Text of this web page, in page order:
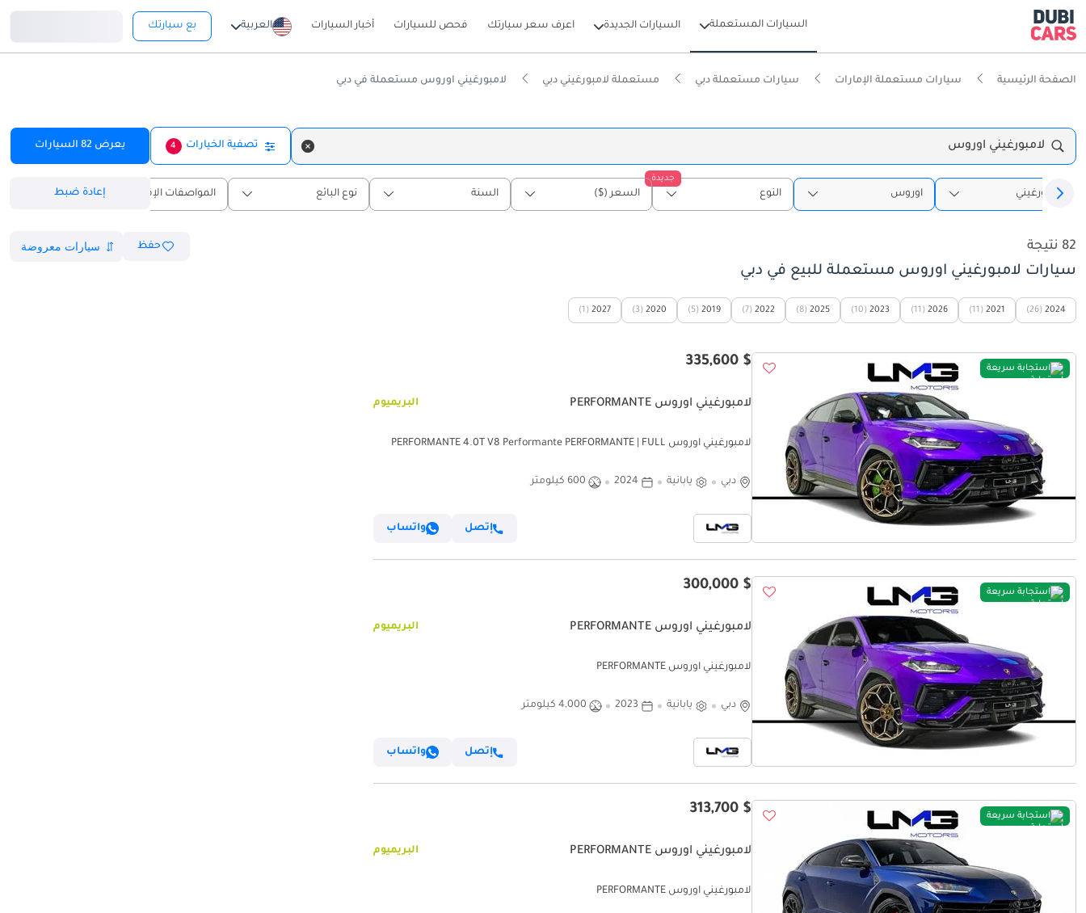
السيارات المستعملة السيارات الجديدة اعرف سعر سيارتك فحص للسيارات أخبار السيارات العربية بع سيارتك
الصفحة الرئيسية سيارات مستعملة الإمارات سيارات مستعملة دبي مستعملة لامبورغيني دبي لامبورغيني اوروس مستعملة في دبي
لامبورغيني اوروس تصفية الخيارات 4 يعرض 82 السيارات
لامبورغيني اوروس
جديدة
النوع السعر ($) السنة نوع البائع المواصفات الإقليمية إعادة ضبط
82 نتيجة حفظ
سيارات لامبورغيني اوروس مستعملة للبيع في دبي
2024
(26)
2021
(11)
2026
(11)
2023
(10)
2025
(8)
2022
(7)
2019
(5)
2020
(3)
2027
(1)
استجابة سريعة $ 335,600
لامبورغيني اوروس PERFORMANTE البريميوم
لامبورغيني اوروس PERFORMANTE 4.0T V8 Performante PERFORMANTE | FULL
دبي يابانية 2024 600 كيلومتر
إتصل واتساب
استجابة سريعة $ 300,000
لامبورغيني اوروس PERFORMANTE البريميوم
لامبورغيني اوروس PERFORMANTE
دبي يابانية 2023 4,000 كيلومتر
إتصل واتساب
استجابة سريعة $ 313,700
لامبورغيني اوروس PERFORMANTE البريميوم
لامبورغيني اوروس PERFORMANTE